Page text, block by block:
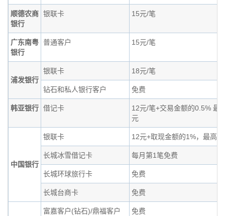
顺德农商
银行
银联卡 15元/笔
广东南粤
银行
普通客户 15元/笔
浦发银行
银联卡 18元/笔
钻石和私人银行客户 免费
韩亚银行 借记卡
12元/笔+交易金额的0.5% 最
元
中国银行
银联卡 12元+取现金额的1%，最高
长城冰雪借记卡 每月第1笔免费
长城环球旅行卡 免费
长城台商卡 免费
富嘉客户(钻石)/鼎福客户 免费